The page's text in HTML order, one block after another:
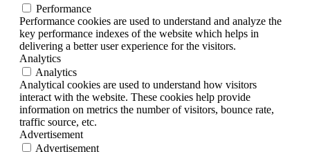
Performance
Performance cookies are used to understand and analyze the
key performance indexes of the website which helps in
delivering a better user experience for the visitors.
Analytics
Analytics
Analytical cookies are used to understand how visitors
interact with the website. These cookies help provide
information on metrics the number of visitors, bounce rate,
traffic source, etc.
Advertisement
Advertisement